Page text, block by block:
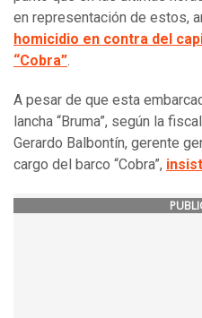
en representación de estos,
homicidio en contra del
“Cobra”.
A pesar de que esta
lancha “Bruma”, según la
Gerardo Balbontín, gerente
cargo del barco “Cobra”,